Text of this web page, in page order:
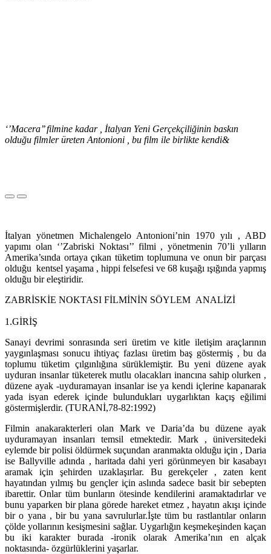
‘’Macera’’ filmine kadar , İtalyan Yeni Gerçekçiliğinin baskın
olduğu filmler üreten Antonioni , bu film ile birlikte kendi&
İtalyan yönetmen Michalengelo Antonioni’nin 1970 yılı , ABD
yapımı olan ‘’Zabriski Noktası’’ filmi , yönetmenin 70’li yılların
Amerika’sında ortaya çıkan tüketim toplumuna ve onun bir parçası
olduğu kentsel yaşama , hippi felsefesi ve 68 kuşağı ışığında yapmış
olduğu bir eleştiridir.
ZABRİSKİE NOKTASI FİLMİNİN SÖYLEM ANALİZİ
1.GİRİŞ
Sanayi devrimi sonrasında seri üretim ve kitle iletişim araçlarının
yaygınlaşması sonucu ihtiyaç fazlası üretim baş göstermiş , bu da
toplumu tüketim çılgınlığına sürüklemiştir. Bu yeni düzene ayak
uyduran insanlar tüketerek mutlu olacakları inancına sahip olurken ,
düzene ayak -uyduramayan insanlar ise ya kendi içlerine kapanarak
yada isyan ederek içinde bulundukları uygarlıktan kaçış eğilimi
göstermişlerdir. (TURANİ,78-82:1992)
Filmin anakarakterleri olan Mark ve Daria’da bu düzene ayak
uyduramayan insanları temsil etmektedir. Mark , üniversitedeki
eylemde bir polisi öldürmek suçundan aranmakta olduğu için , Daria
ise Ballyville adında , haritada dahi yeri görünmeyen bir kasabayı
aramak için şehirden uzaklaşırlar. Bu gerekçeler , zaten kent
hayatından yılmış bu gençler için aslında sadece basit bir sebepten
ibarettir. Onlar tüm bunların ötesinde kendilerini aramaktadırlar ve
bunu yaparken bir plana görede hareket etmez , hayatın akışı içinde
bir o yana , bir bu yana savrulurlar.İşte tüm bu rastlantılar onların
çölde yollarının kesişmesini sağlar. Uygarlığın keşmekeşinden kaçan
bu iki karakter burada -ironik olarak Amerika’nın en alçak
noktasında- özgürlüklerini yaşarlar.